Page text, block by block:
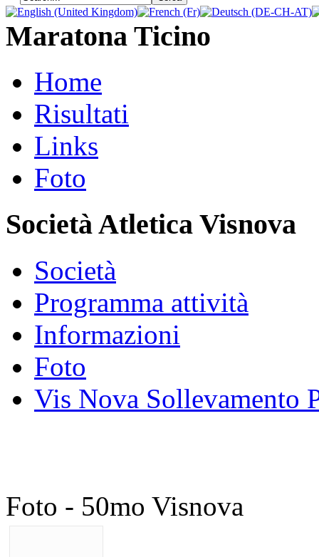
Maratona Ticino
Home
Risultati
Links
Foto
Società Atletica Visnova
Società
Programma attività
Informazioni
Foto
Vis Nova Sollevamento
Foto - 50mo Visnova